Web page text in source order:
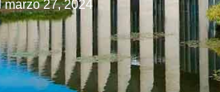
marzo 27, 2024